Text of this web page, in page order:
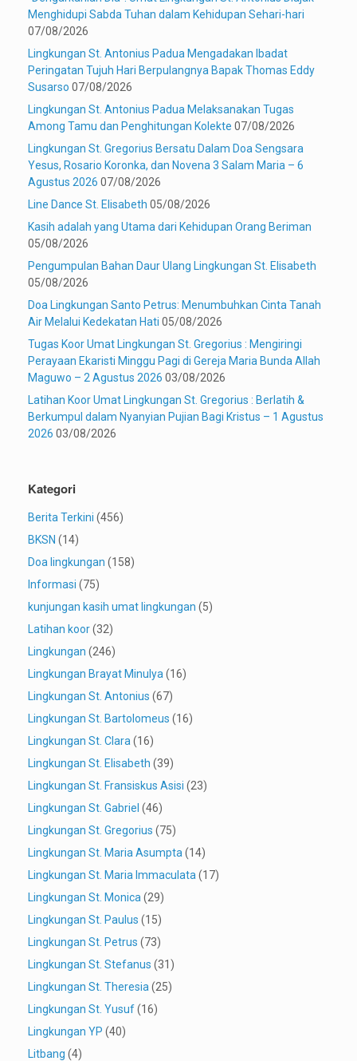
Menghidupi Sabda Tuhan dalam Kehidupan Sehari-hari
07/08/2026
Lingkungan St. Antonius Padua Mengadakan Ibadat
Peringatan Tujuh Hari Berpulangnya Bapak Thomas Eddy
Susarso 07/08/2026
Lingkungan St. Antonius Padua Melaksanakan Tugas
Among Tamu dan Penghitungan Kolekte 07/08/2026
Lingkungan St. Gregorius Bersatu Dalam Doa Sengsara
Yesus, Rosario Koronka, dan Novena 3 Salam Maria – 6
Agustus 2026 07/08/2026
Line Dance St. Elisabeth 05/08/2026
Kasih adalah yang Utama dari Kehidupan Orang Beriman
05/08/2026
Pengumpulan Bahan Daur Ulang Lingkungan St. Elisabeth
05/08/2026
Doa Lingkungan Santo Petrus: Menumbuhkan Cinta Tanah
Air Melalui Kedekatan Hati 05/08/2026
Tugas Koor Umat Lingkungan St. Gregorius : Mengiringi
Perayaan Ekaristi Minggu Pagi di Gereja Maria Bunda Allah
Maguwo – 2 Agustus 2026 03/08/2026
Latihan Koor Umat Lingkungan St. Gregorius : Berlatih &
Berkumpul dalam Nyanyian Pujian Bagi Kristus – 1 Agustus
2026 03/08/2026
Kategori
Berita Terkini (456)
BKSN (14)
Doa lingkungan (158)
Informasi (75)
kunjungan kasih umat lingkungan (5)
Latihan koor(32)
Lingkungan (246)
Lingkungan Brayat Minulya (16)
Lingkungan St. Antonius (67)
Lingkungan St. Bartolomeus (16)
Lingkungan St. Clara (16)
Lingkungan St. Elisabeth (39)
Lingkungan St. Fransiskus Asisi (23)
Lingkungan St. Gabriel (46)
Lingkungan St. Gregorius (75)
Lingkungan St. Maria Asumpta (14)
Lingkungan St. Maria Immaculata (17)
Lingkungan St. Monica (29)
Lingkungan St. Paulus (15)
Lingkungan St. Petrus (73)
Lingkungan St. Stefanus (31)
Lingkungan St. Theresia (25)
Lingkungan St. Yusuf(16)
Lingkungan YP (40)
Litbang (4)